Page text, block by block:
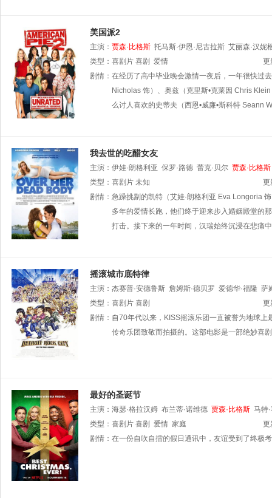
美国派2
主演： 贾森·比格斯 托马斯·伊恩·尼古拉斯 艾丽森·汉妮
类型： 喜剧片 喜剧 爱情
更
剧情： 在经历了高中毕业晚会激情一夜后，一年很快过
Nicholas 饰）、奥兹（克里斯•克莱因 Chris
么讨人喜欢的史蒂夫（西恩•威廉•斯科特 Seann
我去世的吃醋女友
主演： 伊娃·朗格利亚 保罗·路德 蕾克·贝尔 贾森·比格斯
类型： 喜剧片 未知
更
剧情： 急躁挑剔的凯特（艾娃·朗格利亚 Eva Longoria
多年的爱情长跑，他们终于迎来步入婚姻殿堂的
打击。接下来的一年时间，汉瑞始终沉浸在悲痛
摇滚城市底特律
主演： 杰赛普·安德鲁斯 詹姆斯·德贝罗 爱德华·福隆 萨
汀·布丝 乔·弗莱厄蒂
Allan
博文 朱利安·瑞钦斯 吉恩·西蒙斯 保罗·斯坦利 艾思·佛
类型： 喜剧片 喜剧
更
剧情： 自70年代以来，KISS摇滚乐团一直被誉为地球
传奇乐团致敬而拍摄的。这部电影是一部绝妙喜
最好的圣诞节
主演： 海瑟·格拉汉姆 布兰蒂·诺维德 贾森·比格斯 马特
Randy
Mundy 保罗·基尔南 Camille
Chase
Mirmontazeri
类型： 喜剧片 喜剧 爱情 家庭
更
剧情： 在一份自吹自擂的假日通讯中，友谊受到了终极